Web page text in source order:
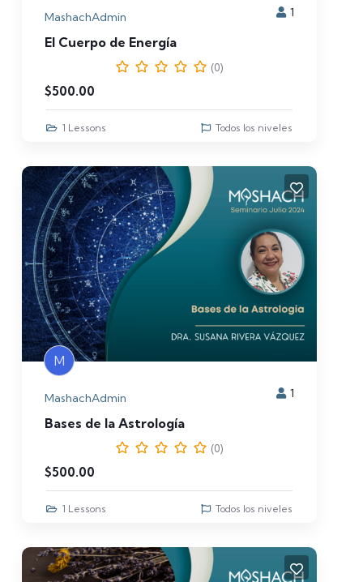
MashachAdmin 1
El Cuerpo de Energía
(0)
$500.00
1 Lessons Todos los niveles
M
MashachAdmin 1
Bases de la Astrología
(0)
$500.00
1 Lessons Todos los niveles